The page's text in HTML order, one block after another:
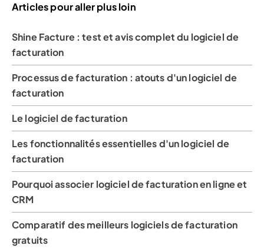
Articles pour aller plus loin
Shine Facture : test et avis complet du logiciel de
facturation
Processus de facturation : atouts d'un logiciel de
facturation
Le logiciel de facturation
Les fonctionnalités essentielles d'un logiciel de
facturation
Pourquoi associer logiciel de facturation en ligne et
CRM
Comparatif des meilleurs logiciels de facturation
gratuits